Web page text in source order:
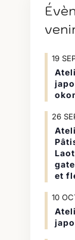
19
26
et
10